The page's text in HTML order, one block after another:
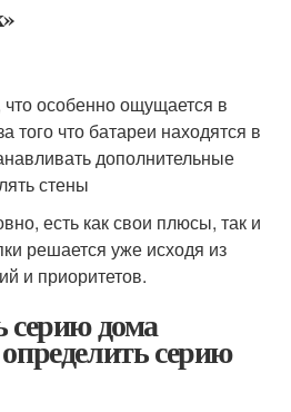
особенно ощущается в
того что батареи находятся в
дополнительные
стены
есть как свои плюсы, так и
решается уже исходя из
и приоритетов.
серию дома
серию